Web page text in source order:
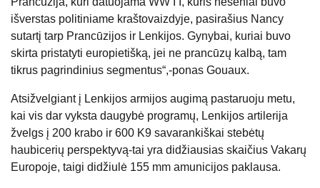
išverstas politiniame kraštovaizdyje, pasirašius Nancy
sutartį tarp Prancūzijos ir Lenkijos. Gynybai, kuriai buvo
skirta pristatyti europietišką, jei ne prancūzų kalbą, tam
tikrus pagrindinius segmentus“,-ponas Gouaux.
Atsižvelgiant į Lenkijos armijos augimą pastaruoju metu,
kai vis dar vyksta daugybė programų, Lenkijos artilerija
žvelgs į 200 krabo ir 600 K9 savarankiškai stebėtų
haubicerių perspektyvą-tai yra didžiausias skaičius Vakarų
Europoje, taigi didžiulė 155 mm amunicijos paklausa.